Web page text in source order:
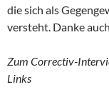
die sich als
versteht. Danke
Zum Correctiv-
Links